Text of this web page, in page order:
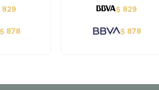
829
878
$ 829
$ 878